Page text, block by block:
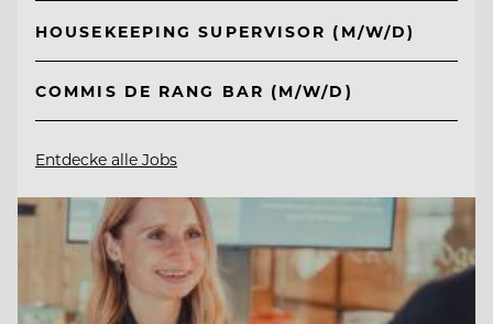
HOUSEKEEPING SUPERVISOR (M/W/D)
COMMIS DE RANG BAR (M/W/D)
Entdecke alle Jobs